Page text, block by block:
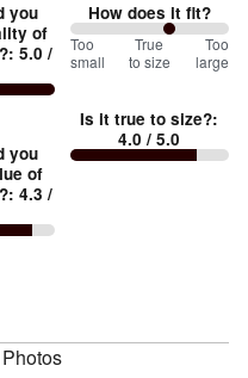
you
of
: 5.0 /
you
of
: 4.3 /
How does it fit?
125
between
small
and
Too
small
True
to size
Too
large
Is it true to size?:
4.0 / 5.0